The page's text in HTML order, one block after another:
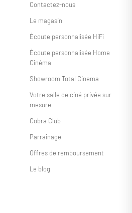
Contactez-nous
Le magasin
Écoute personnalisée HiFi
Écoute personnalisée Home
Cinéma
Showroom Total Cinema
Votre salle de ciné privée sur
mesure
Cobra Club
Parrainage
Offres de remboursement
Le blog